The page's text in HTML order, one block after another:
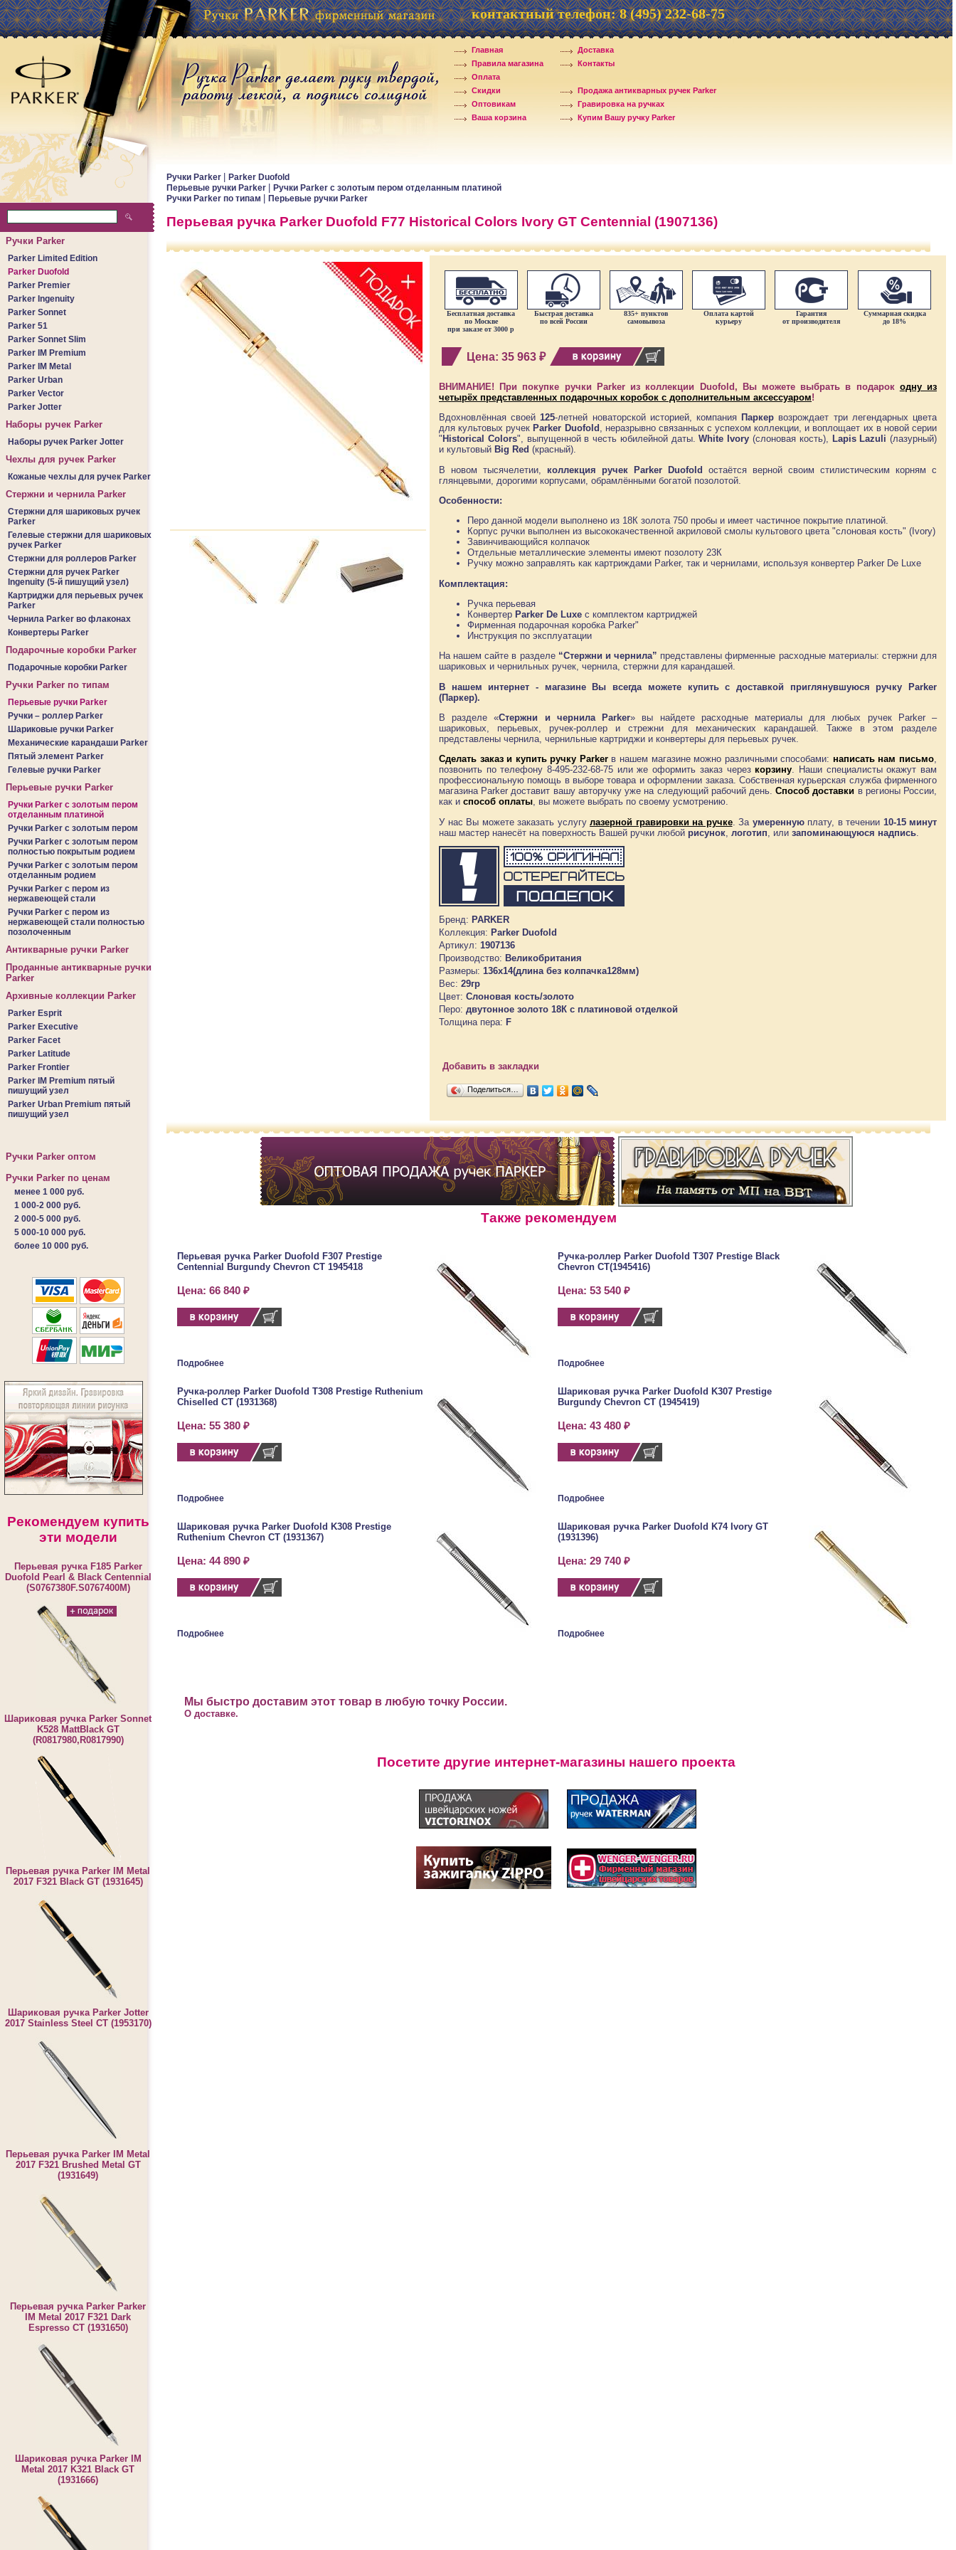
контактный телефон:8 (495) 232-68-75
Главная
Доставка
Правила магазина
Контакты
Оплата
Скидки
Продажа антикварных ручек Parker
Оптовикам
Гравировка на ручках
Ваша корзина
Купим Вашу ручку Parker
Ручки Parker
Parker Limited Edition
Parker Duofold
Parker Premier
Parker Ingenuity
Parker Sonnet
Parker 51
Parker Sonnet Slim
Parker IM Premium
Parker IM Metal
Parker Urban
Parker Vector
Parker Jotter
Наборы ручек Parker
Наборы ручек Parker Jotter
Чехлы для ручек Parker
Кожаные чехлы для ручек Parker
Стержни и чернила Parker
Стержни для шариковых ручек
Parker
Гелевые стержни для шариковых
ручек Parker
Стержни для роллеров Parker
Стержни для ручек Parker
Ingenuity (5-й пишущий узел)
Картриджи для перьевых ручек
Parker
Чернила Parker во флаконах
Конвертеры Parker
Подарочные коробки Parker
Подарочные коробки Parker
Ручки Parker по типам
Перьевые ручки Parker
Ручки – роллер Parker
Шариковые ручки Parker
Механические карандаши Parker
Пятый элемент Parker
Гелевые ручки Parker
Перьевые ручки Parker
Ручки Parker c золотым пером
отделанным платиной
Ручки Parker c золотым пером
Ручки Parker c золотым пером
полностью покрытым родием
Ручки Parker c золотым пером
отделанным родием
Ручки Parker c пером из
нержавеющей стали
Ручки Parker c пером из
нержавеющей стали полностью
позолоченным
Антикварные ручки Parker
Проданные антикварные ручки
Parker
Архивные коллекции Parker
Parker Esprit
Parker Executive
Parker Facet
Parker Latitude
Parker Frontier
Parker IM Premium пятый
пишущий узел
Parker Urban Premium пятый
пишущий узел
Ручки Parker оптом
Ручки Parker по ценам
менее 1 000 руб.
1 000-2 000 руб.
2 000-5 000 руб.
5 000-10 000 руб.
более 10 000 руб.
Рекомендуем купить
эти модели
Перьевая ручка F185 Parker
Duofold Pearl & Black Centennial
(S0767380F.S0767400M)
Шариковая ручка Parker Sonnet
K528 MattBlack GT
(R0817980,R0817990)
Перьевая ручка Parker IM Metal
2017 F321 Black GT (1931645)
Шариковая ручка Parker Jotter
2017 Stainless Steel CT (1953170)
Перьевая ручка Parker IM Metal
2017 F321 Brushed Metal GT
(1931649)
Перьевая ручка Parker Parker
IM Metal 2017 F321 Dark
Espresso CT (1931650)
Шариковая ручка Parker IM
Metal 2017 K321 Black GT
(1931666)
Ручки Parker
Parker Duofold
Перьевые ручки Parker
Ручки Parker c золотым пером отделанным платиной
Ручки Parker по типам
Перьевые ручки Parker
Перьевая ручка Parker Duofold F77 Historical Colors Ivory GT Centennial (1907136)
Бесплатная доставка
по Москве
при заказе от 3000 р
Быстрая доставка
по всей России
835+ пунктов
самовывоза
Оплата картой
курьеру
Гарантия
от производителя
Суммарная скидка
до 18%
Цена: 35 963 ₽
ВНИМАНИЕ! При покупке ручки Parker из коллекции Duofold, Вы можете выбрать в подарок одну из
четырёх представленных подарочных коробок с дополнительным аксессуаром!
Вдохновлённая своей125-летней новаторской историей, компания Паркер возрождает три легендарных цвета
для культовых ручек Parker Duofold , неразрывно связанных с успехом коллекции, и воплощает их в новой серии
" Historical Colors", выпущенной в честь юбилейной даты.White Ivory (слоновая кость), Lapis Lazuli (лазурный)
и культовый Big Red (красный).
В новом тысячелетии, коллекция ручек Parker Duofold остаётся верной своим стилистическим корням с
глянцевыми, дорогими корпусами, обрамлёнными богатой позолотой.
Особенности:
Перо данной модели выполнено из 18К золота 750 пробы и имеет частичное покрытие платиной.
Корпус ручки выполнен из высококачественной акриловой смолы культового цвета "слоновая кость" (Ivory)
Завинчивающийся колпачок
Отдельные металлические элементы имеют позолоту 23К
Ручку можно заправлять как картриждами Parker, так и чернилами, используя конвертер Parker De Luxe
Комплектация:
Ручка перьевая
Конвертер Parker De Luxe с комплектом картриджей
Фирменная подарочная коробка Parker"
Инструкция по эксплуатации
На нашем сайте в разделе “Стержни и чернила” представлены фирменные расходные материалы: стержни для
шариковых и чернильных ручек, чернила, стержни для карандашей.
В нашем интернет - магазине Вы всегда можете купить с доставкой приглянувшуюся ручку Parker
(Паркер).
В разделе «Стержни и чернила Parker» вы найдете расходные материалы для любых ручек Parker –
шариковых, перьевых, ручек-роллер и стрежни для механических карандашей. Также в этом разделе
представлены чернила, чернильные картриджи и конвертеры для перьевых ручек.
Сделать заказ и купить ручку Parkerв нашем магазине можно различными способами: написать нам письмо,
позвонить по телефону 8-495-232-68-75 или же оформить заказ черезкорзину. Наши специалисты окажут вам
профессиональную помощь в выборе товара и оформлении заказа. Собственная курьерская служба фирменного
магазина Parker доставит вашу авторучку уже на следующий рабочий день.Способ доставки в регионы России,
как и способ оплаты, вы можете выбрать по своему усмотрению.
У нас Вы можете заказать услугу лазерной гравировки на ручке. За умереннуюплату, в течении 10-15 минут
наш мастер нанесёт на поверхность Вашей ручки любой рисунок логотип , или запоминающуюся надпись
Бренд: PARKER
Коллекция: Parker Duofold
Артикул: 1907136
Производство: Великобритания
Размеры: 136х14(длина без колпачка128мм)
Вес: 29гр
Цвет: Слоновая кость/золото
Перо: двутонное золото 18К с платиновой отделкой
Толщина пера: F
Добавить в закладки
Поделиться…
Также рекомендуем
Перьевая ручка Parker Duofold F307 Prestige
Centennial Burgundy Chevron CT 1945418
Цена: 66 840 ₽
Подробнее
Ручка-роллер Parker Duofold T307 Prestige Black
Chevron CT(1945416)
Цена: 53 540 ₽
Подробнее
Ручка-роллер Parker Duofold T308 Prestige Ruthenium
Chiselled CT (1931368)
Цена: 55 380 ₽
Подробнее
Шариковая ручка Parker Duofold K307 Prestige
Burgundy Chevron CT (1945419)
Цена: 43 480 ₽
Подробнее
Шариковая ручка Parker Duofold K308 Prestige
Ruthenium Chevron CT (1931367)
Цена: 44 890 ₽
Подробнее
Шариковая ручка Parker Duofold K74 Ivory GT
(1931396)
Цена: 29 740 ₽
Подробнее
Мы быстро доставим этот товар в любую точку России.
О доставке.
Посетите другие интернет-магазины нашего проекта